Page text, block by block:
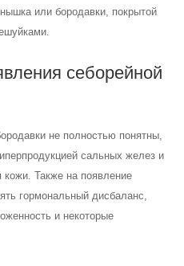
или бородавки, покрытой
себорейной
не полностью понятны,
сальных желез и
кожи. Также на появление
гормональный дисбаланс,
и некоторые